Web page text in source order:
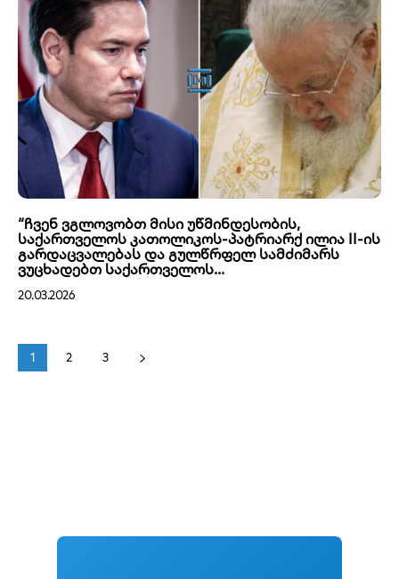
“ჩვენ ვგლოვობთ მისი უწმინდესობის,
საქართველოს კათოლიკოს-პატრიარქ ილია II-ის
გარდაცვალებას და გულწრფელ სამძიმარს
ვუცხადებთ საქართველოს...
20.03.2026
1 2 3